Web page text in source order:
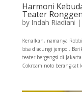
Harmoni
Teater
by Indah Riadiani |
Kenalkan, namanya
bisa diacungi jempol.
teater bergengsi di
Cokroaminoto